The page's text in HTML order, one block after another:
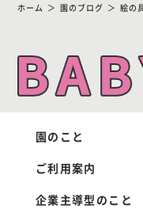
ホーム 園のブログ
園のこと
ご利用案内
企業主導型のこと